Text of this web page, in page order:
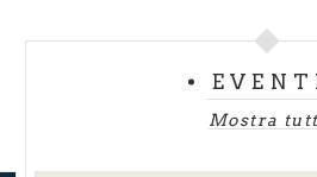
Mostra